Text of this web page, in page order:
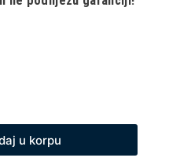
u korpu